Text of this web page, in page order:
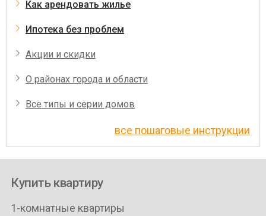
Как арендовать жилье
Ипотека без проблем
Акции и скидки
О районах города и области
Все типы и серии домов
все пошаговые инструкции
Купить квартиру
1-комнатные квартиры